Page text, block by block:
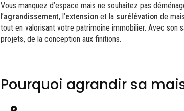
Vous manquez d’espace mais ne souhaitez pas
l’agrandissement, l’extension et la surélévation de
tout en valorisant votre patrimoine immobilier. Avec son
projets, de la conception aux finitions.
Pourquoi agrandir sa